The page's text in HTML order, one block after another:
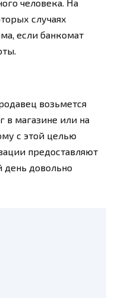
человека. На
случаях
если банкомат
возьмется
в магазине или на
с этой целью
предоставляют
день довольно